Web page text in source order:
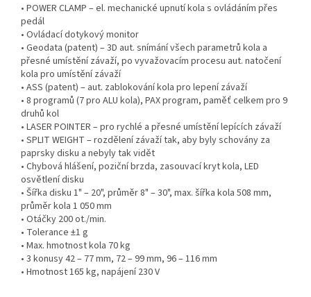
• POWER CLAMP – el. mechanické upnutí kola s ovládáním přes
pedál
• Ovládací dotykový monitor
• Geodata (patent) – 3D aut. snímání všech parametrů kola a
přesné umístění závaží, po vyvažovacím procesu aut. natočení
kola pro umístění závaží
• ASS (patent) – aut. zablokování kola pro lepení závaží
• 8 programů (7 pro ALU kola), PAX program, paměť celkem pro 9
druhů kol
• LASER POINTER – pro rychlé a přesné umístění lepících závaží
• SPLIT WEIGHT – rozdělení závaží tak, aby byly schovány za
paprsky disku a nebyly tak vidět
• Chybová hlášení, poziční brzda, zasouvací kryt kola, LED
osvětlení disku
• Šířka disku 1" – 20", průměr 8" – 30", max. šířka kola 508 mm,
průměr kola 1 050 mm
• Otáčky 200 ot./min.
• Tolerance ±1 g
• Max. hmotnost kola 70 kg
• 3 konusy 42 – 77 mm, 72 – 99 mm, 96 – 116 mm
• Hmotnost 165 kg, napájení 230 V